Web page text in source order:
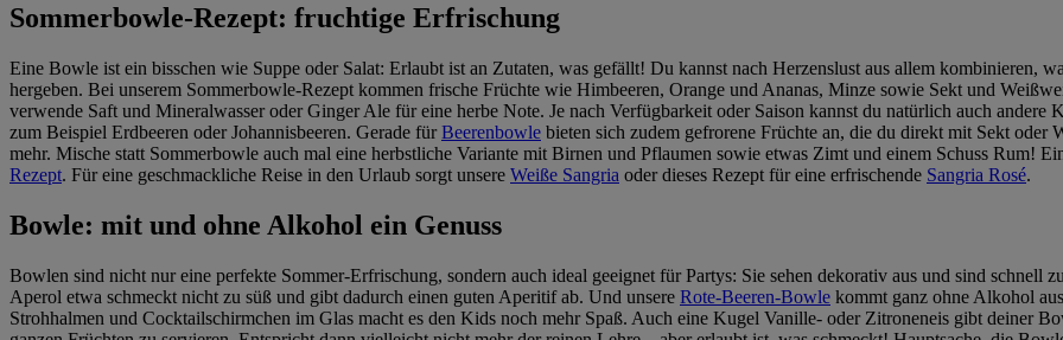
Sommerbowle-Rezept: fruchtige Erfrischung
Eine Bowle ist ein bisschen wie Suppe oder Salat: Erlaubt ist an Zutaten, was gefällt! Du kannst nach Herzenslust aus allem kombinieren,
hergeben. Bei unserem Sommerbowle-Rezept kommen frische Früchte wie Himbeeren, Orange und Ananas, Minze sowie Sekt und
verwende Saft und Mineralwasser oder Ginger Ale für eine herbe Note. Je nach Verfügbarkeit oder Saison kannst du natürlich auch
zum Beispiel Erdbeeren oder Johannisbeeren. Gerade fürBeerenbowle bieten sich zudem gefrorene Früchte an, die du direkt mit Sekt
mehr. Mische statt Sommerbowle auch mal eine herbstliche Variante mit Birnen und Pflaumen sowie etwas Zimt und einem Schuss Rum!
Rezept. Für eine geschmackliche Reise in den Urlaub sorgt unsere Weiße Sangria oder dieses Rezept für eine erfrischende Sangria Rosé.
Bowle: mit und ohne Alkohol ein Genuss
Bowlen sind nicht nur eine perfekte Sommer-Erfrischung, sondern auch ideal geeignet für Partys: Sie sehen dekorativ aus und sind schnell
Aperol etwa schmeckt nicht zu süß und gibt dadurch einen guten Aperitif ab. Und unsere Rote-Beeren-Bowle kommt ganz ohne Alkohol
Strohhalmen und Cocktailschirmchen im Glas macht es den Kids noch mehr Spaß. Auch eine Kugel Vanille- oder Zitroneneis gibt deiner